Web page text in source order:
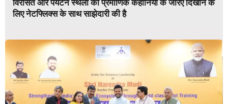
विरासत और पर्यटन स्थलों को प्रमाणिक कहानियों के जरिए दिखाने के
लिए नेटफ्लिक्स के साथ साझेदारी की है